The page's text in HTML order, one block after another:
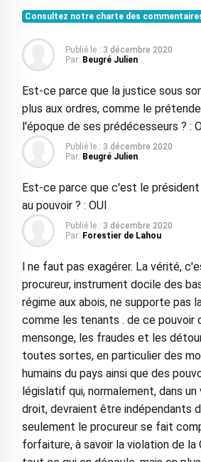
Consultez notre charte des
Publié le : 3 décembre 2020
Par: Beugré Julien
Est-ce parce que la justice sous
plus aux ordres, comme le
l'époque de ses prédécesseurs ? :
Publié le : 3 décembre 2020
Par: Beugré Julien
Est-ce parce que c'est le
au pouvoir ? : OUI
Publié le : 3 décembre 2020
Par: Forestier de Lahou
l ne faut pas exagérer. La vérité,
procureur, instrument docile des
régime aux abois, ne supporte pas
comme les tenants . de ce pouvoir
mensonge, les fraudes et les
toutes sortes, en particulier des
humains du pays ainsi que des
législatif qui, normalement, dans
droit, devraient être indépendants
seulement le procureur se fait
forfaiture, à savoir la violation de